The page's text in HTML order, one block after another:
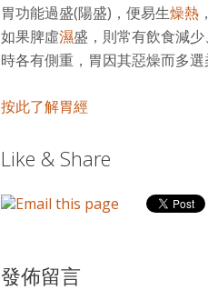
胃功能過盛(陽盛)，便易生燥熱
如果脾虛濕盛，則常有飲食減
時各有側重，胃因其惡燥而多
按此了解胃經
Like & Share
發佈留言